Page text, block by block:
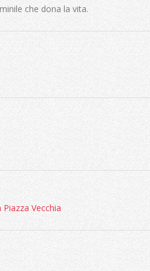
che dona la vita.
Vecchia